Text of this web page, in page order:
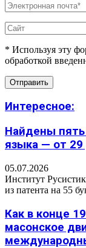
* Используя эту
обработкой
Интересное:
Найдены
языка — от 29
05.07.2026
Институт
из патента на 55
Как в конце
масонское